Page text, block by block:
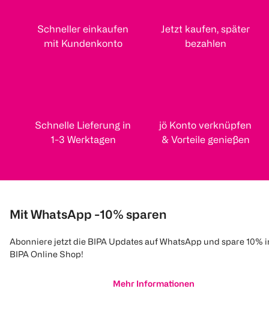
Schneller einkaufen
mit Kundenkonto
Jetzt kaufen, später
bezahlen
Schnelle Lieferung in
1-3 Werktagen
jö Konto verknüpfen
& Vorteile genießen
Mit WhatsApp -10% sparen
Abonniere jetzt die BIPA Updates auf WhatsApp und spare 10%
BIPA Online Shop!
Mehr Informationen